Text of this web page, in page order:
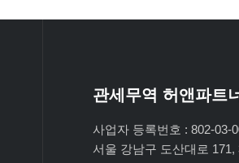
관세무역 허앤파트
사업자 등록번호 : 802-03-
서울 강남구 도산대로 171,